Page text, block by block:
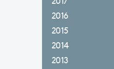
2016
2015
2014
2013